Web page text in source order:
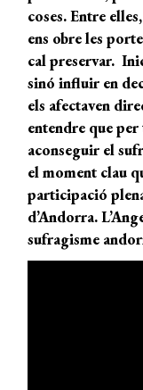
coses. Entre
ens obre les
cal preservar.
sinó influir en
els afectaven
entendre que
aconseguir el
el moment clau
participació
d’Andorra.
sufragisme